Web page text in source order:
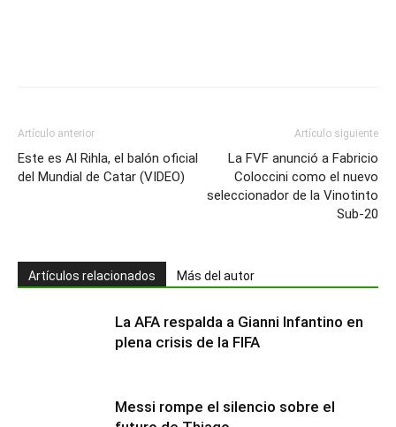
Artículo anterior
Este es Al Rihla, el balón oficial
del Mundial de Catar (VIDEO)
Artículo siguiente
La FVF anunció a Fabricio
Coloccini como el nuevo
seleccionador de la Vinotinto
Sub-20
Artículos relacionados Más del autor
La AFA respalda a Gianni Infantino en
plena crisis de la FIFA
Messi rompe el silencio sobre el